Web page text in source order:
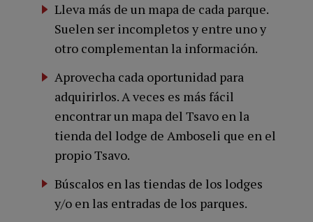
Lleva más de un mapa de cada parque.
Suelen ser incompletos y entre uno y
otro complementan la información.
Aprovecha cada oportunidad para
adquirirlos. A veces es más fácil
encontrar un mapa del Tsavo en la
tienda del lodge de Amboseli que en el
propio Tsavo.
Búscalos en las tiendas de los lodges
y/o en las entradas de los parques.